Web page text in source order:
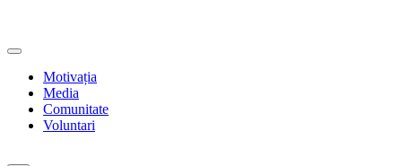
Motivația
Media
Comunitate
Voluntari